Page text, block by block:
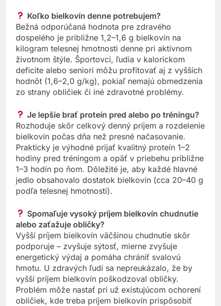
Koľko bielkovín denne potrebujem?
Bežná odporúčaná hodnota pre zdravého
dospelého je približne 1,2–1,6 g bielkovín na
kilogram telesnej hmotnosti denne pri aktívnom
životnom štýle. Športovci, ľudia v kalorickom
deficite alebo seniori môžu profitovať aj z vyšších
hodnôt (1,6–2,0 g/kg), pokiaľ nemajú obmedzenia
zo strany obličiek či iné zdravotné problémy.
Je lepšie brať proteín pred alebo po tréningu?
Rozhoduje skôr celkový denný príjem a rozdelenie
bielkovín počas dňa než presné načasovanie.
Prakticky je výhodné prijať kvalitný proteín 1–2
hodiny pred tréningom a opäť v priebehu približne
1–3 hodín po ňom. Dôležité je, aby každé hlavné
jedlo obsahovalo dostatok bielkovín (cca 20–40 g
podľa telesnej hmotnosti).
Spomaľuje vysoký príjem bielkovín chudnutie
alebo zaťažuje obličky?
Vyšší príjem bielkovín väčšinou chudnutie skôr
podporuje – zvyšuje sýtosť, mierne zvyšuje
energetický výdaj a pomáha chrániť svalovú
hmotu. U zdravých ľudí sa nepreukázalo, že by
vyšší príjem bielkovín poškodzoval obličky.
Problém môže nastať pri už existujúcom ochorení
obličiek, kde treba príjem bielkovín prispôsobiť